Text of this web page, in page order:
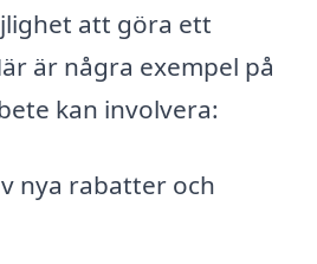
att göra ett
är några exempel på
kan involvera:
nya rabatter och